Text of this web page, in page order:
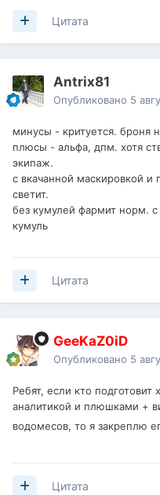
Цитата
Antrix81
Опубликовано 5
минусы - критуется. броня
плюсы - альфа, дпм. хотя
экипаж.
с вкачанной маскировкой и
светит.
без кумулей фармит норм.
кумуль
Цитата
GeeKaZ0iD
Опубликовано 5
Ребят, если кто
аналитикой и плюшками +
водомесов, то я закреплю
Цитата